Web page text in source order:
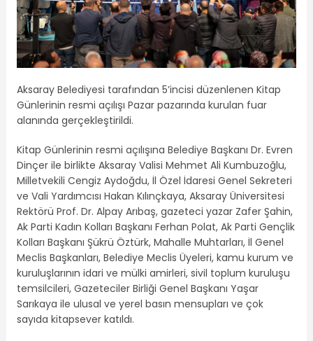
Aksaray Belediyesi tarafından 5’incisi düzenlenen Kitap
Günlerinin resmi açılışı Pazar pazarında kurulan fuar
alanında gerçekleştirildi.
Kitap Günlerinin resmi açılışına Belediye Başkanı Dr. Evren
Dinçer ile birlikte Aksaray Valisi Mehmet Ali Kumbuzoğlu,
Milletvekili Cengiz Aydoğdu, İl Özel İdaresi Genel Sekreteri
ve Vali Yardımcısı Hakan Kılınçkaya, Aksaray Üniversitesi
Rektörü Prof. Dr. Alpay Arıbaş, gazeteci yazar Zafer Şahin,
Ak Parti Kadın Kolları Başkanı Ferhan Polat, Ak Parti Gençlik
Kolları Başkanı Şükrü Öztürk, Mahalle Muhtarları, İl Genel
Meclis Başkanları, Belediye Meclis Üyeleri, kamu kurum ve
kuruluşlarının idari ve mülki amirleri, sivil toplum kuruluşu
temsilcileri, Gazeteciler Birliği Genel Başkanı Yaşar
Sarıkaya ile ulusal ve yerel basın mensupları ve çok
sayıda kitapsever katıldı.